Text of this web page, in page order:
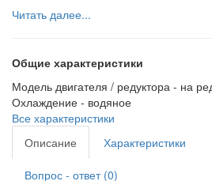
Читать далее...
Общие характеристики
Модель двигателя / редуктора - на
Охлаждение - водяное
Все характеристики
Описание
Характеристики
Вопрос - ответ (0)